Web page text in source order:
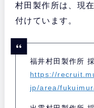
村田製作所は、現
付けています。
福井村田製作所
https://
jp/area/